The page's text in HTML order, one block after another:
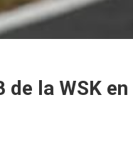
la WSK en